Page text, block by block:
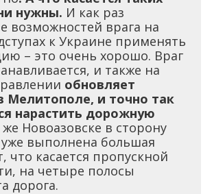
нужны. И как раз
возможностей врага на
к Украине применять
– это очень хорошо. Враг
и также на
обновляет
Мелитополе, и точно так
нарастить дорожную
Новоазовске в сторону
выполнена большая
что касается пропускной
на четыре полосы
дорога.